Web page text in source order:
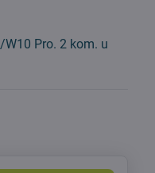
Pro. 2 kom. u